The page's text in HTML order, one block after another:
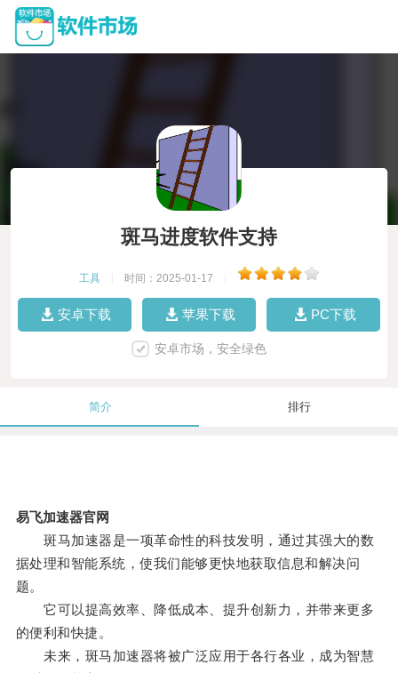
斑马进度软件支持
工具 时间：2025-01-17
安卓下载 苹果下载 PC下载
安卓市场，安全绿色
简介 排行
易飞加速器官网
斑马加速器是一项革命性的科技发明，通过其强大的数
据处理和智能系统，使我们能够更快地获取信息和解决问
题。
它可以提高效率、降低成本、提升创新力，并带来更多
的便利和快捷。
未来，斑马加速器将被广泛应用于各行各业，成为智慧